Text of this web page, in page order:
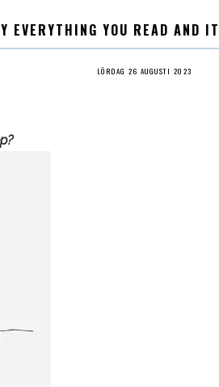
EVERYTHING YOU READ AND
LÖRDAG 26 AUGUSTI 2023